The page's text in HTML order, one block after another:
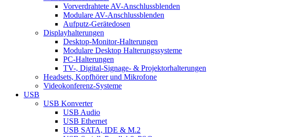
Vorverdrahtete AV-Anschlussblenden
Modulare AV-Anschlussblenden
Aufputz-Gerätedosen
Displayhalterungen
Desktop-Monitor-Halterungen
Modulare Desktop Halterungssysteme
PC-Halterungen
TV-, Digital-Signage- & Projektorhalterungen
Headsets, Kopfhörer und Mikrofone
Videokonferenz-Systeme
USB
USB Konverter
USB Audio
USB Ethernet
USB SATA, IDE & M.2